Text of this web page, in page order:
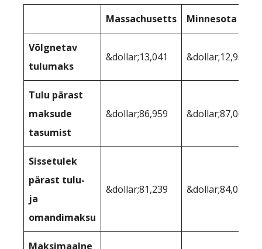
Massachusetts Minnesota
Võlgnetav
tulumaks
&dollar;13,041 &dollar;12,931
Tulu pärast
maksude
tasumist
&dollar;86,959 &dollar;87,069
Sissetulek
pärast tulu-
ja
omandimaksu
&dollar;81,239 &dollar;84,042
Maksimaalne